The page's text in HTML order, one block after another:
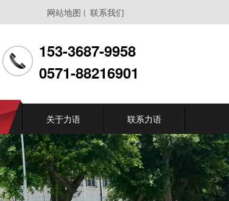
网站地图 丨 联系我们
153-3687-9958
0571-88216901
关于力语 联系力语